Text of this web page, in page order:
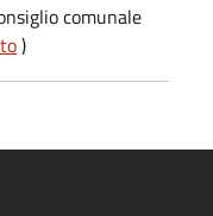
comunale
)